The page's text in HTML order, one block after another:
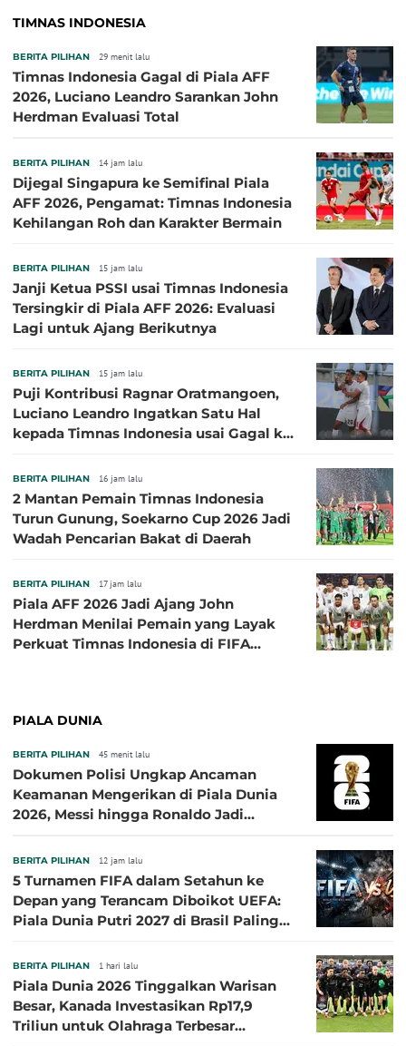
TIMNAS INDONESIA
BERITA PILIHAN 29 menit lalu
Timnas Indonesia Gagal di Piala AFF
2026, Luciano Leandro Sarankan John
Herdman Evaluasi Total
BERITA PILIHAN 14 jam lalu
Dijegal Singapura ke Semifinal Piala
AFF 2026, Pengamat: Timnas Indonesia
Kehilangan Roh dan Karakter Bermain
BERITA PILIHAN 15 jam lalu
Janji Ketua PSSI usai Timnas Indonesia
Tersingkir di Piala AFF 2026: Evaluasi
Lagi untuk Ajang Berikutnya
BERITA PILIHAN 15 jam lalu
Puji Kontribusi Ragnar Oratmangoen,
Luciano Leandro Ingatkan Satu Hal
kepada Timnas Indonesia usai Gagal ke
BERITA PILIHAN 16 jam lalu
2 Mantan Pemain Timnas Indonesia
Turun Gunung, Soekarno Cup 2026 Jadi
Wadah Pencarian Bakat di Daerah
BERITA PILIHAN 17 jam lalu
Piala AFF 2026 Jadi Ajang John
Herdman Menilai Pemain yang Layak
Perkuat Timnas Indonesia di FIFA
PIALA DUNIA
BERITA PILIHAN 45 menit lalu
Dokumen Polisi Ungkap Ancaman
Keamanan Mengerikan di Piala Dunia
2026, Messi hingga Ronaldo Jadi
BERITA PILIHAN 12 jam lalu
5 Turnamen FIFA dalam Setahun ke
Depan yang Terancam Diboikot UEFA:
Piala Dunia Putri 2027 di Brasil Paling
BERITA PILIHAN 1 hari lalu
Piala Dunia 2026 Tinggalkan Warisan
Besar, Kanada Investasikan Rp17,9
Triliun untuk Olahraga Terbesar